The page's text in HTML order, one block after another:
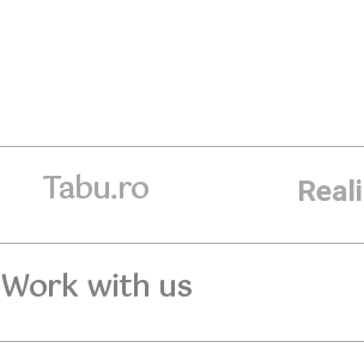
Tabu.ro
Work with us